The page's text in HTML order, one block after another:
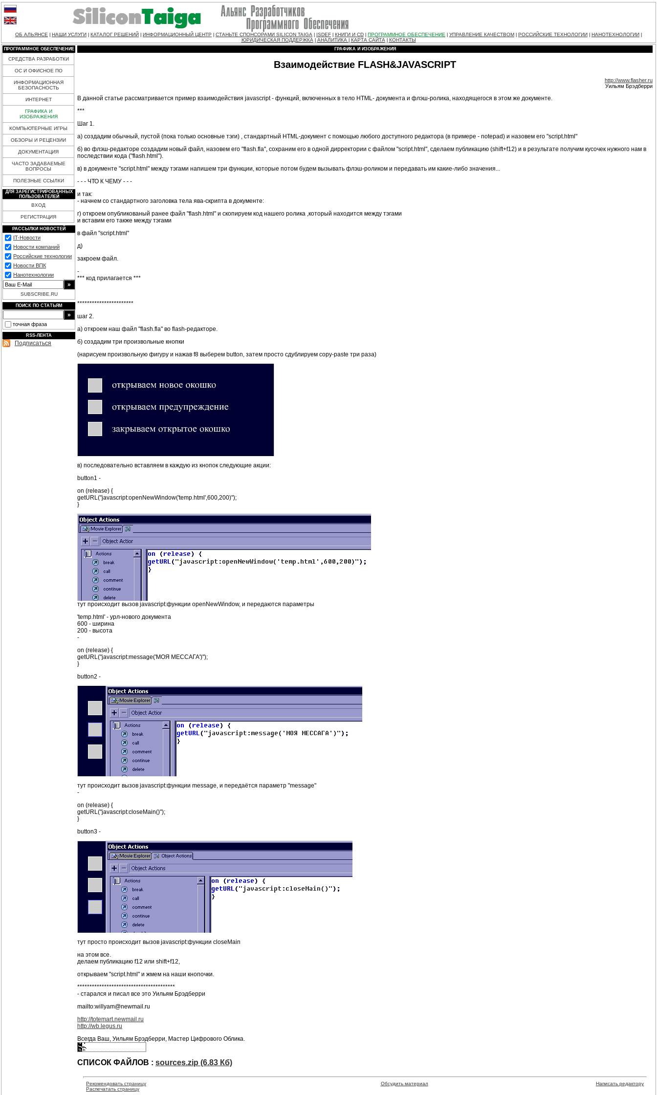
ОБ АЛЬЯНСЕ НАШИ УСЛУГИ КАТАЛОГ РЕШЕНИЙ ИНФОРМАЦИОННЫЙ ЦЕНТР СТАНЬТЕ СПОНСОРАМИ SILICON TAIGA ISDEF КНИГИ И CD ПРОГРАММНОЕ ОБЕСПЕЧЕНИЕ УПРАВЛЕНИЕ КАЧЕСТВОМ РОССИЙСКИЕ ТЕХНОЛОГИИ НАНОТЕХНОЛОГИИ
ЮРИДИЧЕСКАЯ ПОДДЕРЖКА| АНАЛИТИКА КАРТА САЙТА| КОНТАКТЫ
ПРОГРАММНОЕ ОБЕСПЕЧЕНИЕ
СРЕДСТВА РАЗРАБОТКИ
ОС И ОФИСНОЕ ПО
ИНФОРМАЦИОННАЯ
БЕЗОПАСНОСТЬ
ИНТЕРНЕТ
ГРАФИКА И
ИЗОБРАЖЕНИЯ
КОМПЬЮТЕРНЫЕ ИГРЫ
ОБЗОРЫ И РЕЦЕНЗИИ
ДОКУМЕНТАЦИЯ
ЧАСТО ЗАДАВАЕМЫЕ
ВОПРОСЫ
ПОЛЕЗНЫЕ ССЫЛКИ
ДЛЯ ЗАРЕГИСТРИРОВАННЫХ
ПОЛЬЗОВАТЕЛЕЙ
ВХОД
РЕГИСТРАЦИЯ
РАССЫЛКИ НОВОСТЕЙ
IT-Новости
Новости компаний
Российские технологии
Новости ВПК
Нанотехнологии
SUBSCRIBE.RU
ПОИСК ПО СТАТЬЯМ
точная фраза
RSS-ЛЕНТА
Подписаться
ГРАФИКА И ИЗОБРАЖЕНИЯ
Взаимодействие FLASH&JAVASCRIPT
http://www.flasher.ru
Уильям Брэдберри
В данной статье рассматривается пример взаимодействия javascript - функций, включенных в тело HTML- документа и флэш-ролика, находящегося в этом же документе.
***
Шаг 1.
а) создадим обычный, пустой (пока только основные тэги) , стандартный HTML-документ с помощью любого доступного редактора (в примере - notepad) и назовем его "script.html"
б) во флэш-редакторе создадим новый файл, назовем его "flash.fla", сохраним его в одной дирректории с файлом "script.html", сделаем публикацию (shift+f12) и в результате получим кусочек нужного нам в
последствии кода ("flash.html").
в) в документе "script.html" между тэгами напишем три функции, которые потом будем вызывать флэш-роликом и передавать им какие-либо значения...
- - - ЧТО К ЧЕМУ - - -
и так:
- начнем со стандартного заголовка тела ява-скрипта в документе:
г) откроем опубликованый ранее файл "flash.html" и скопируем код нашего ролика ,который находится между тэгами
и вставим его также между тэгами
в файл "script.html"
д)
закроем файл.
-
*** код прилагается ***
***********************
шаг 2.
а) откроем наш файл "flash.fla" во flash-редакторе.
б) создадим три произвольные кнопки
(нарисуем произвольную фигуру и нажав f8 выберем button, затем просто сдублируем copy-paste три раза)
в) последовательно вставляем в каждую из кнопок следующие акции:
button1 -
on (release) {
getURL("javascript:openNewWindow('temp.html',600,200)");
}
тут происходит вызов javascript:функции openNewWindow, и передаются параметры
'temp.html' - урл-нового документа
600 - ширина
200 - высота
-
on (release) {
getURL("javascript:message('МОЯ МЕССАГА')");
}
button2 -
тут происходит вызов javascript:функции message, и передаётся параметр "message"
-
on (release) {
getURL("javascript:closeMain()");
}
button3 -
тут просто происходит вызов javascript:функции closeMain
на этом все.
делаем публикацию f12 или shift+f12,
открываем "script.html" и жмем на наши кнопочки.
****************************************
- старался и писал все это Уильям Брэдберри
mailto:willyam@newmail.ru
http://totemart.newmail.ru
http://wb.legus.ru
Всегда Ваш, Уильям Брэдберри, Мастер Цифрового Облика.
СПИСОК ФАЙЛОВ : sources.zip (6.83 Кб)
Рекомендовать страницу Обсудить материал
Написать редактору
Распечатать страницу